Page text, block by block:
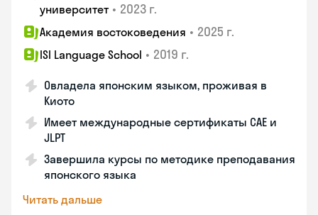
университет • 2023 г.
Академия востоковедения • 2025 г.
ISI Language School • 2019 г.
Овладела японским языком, проживая в
Киото
Имеет международные сертификаты CAE и
JLPT
Завершила курсы по методике преподавания
японского языка
Читать дальше